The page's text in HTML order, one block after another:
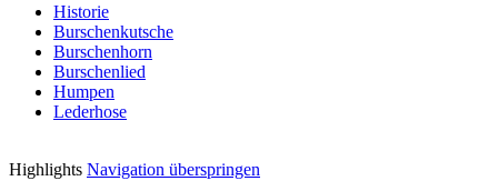
Historie
Burschenkutsche
Burschenhorn
Burschenlied
Humpen
Lederhose
Highlights Navigation überspringen